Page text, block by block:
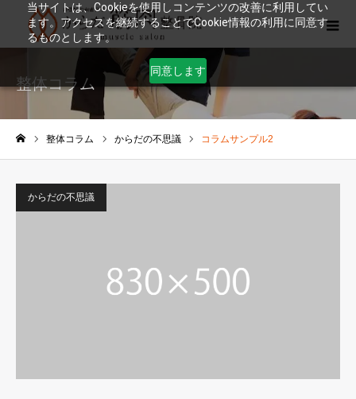
当サイトは、Cookieを使用しコンテンツの改善に利用してい
ます。アクセスを継続することでCookie情報の利用に同意す
るものとします。
同意します
整体コラム
整体コラム からだの不思議 コラムサンプル2
からだの不思議